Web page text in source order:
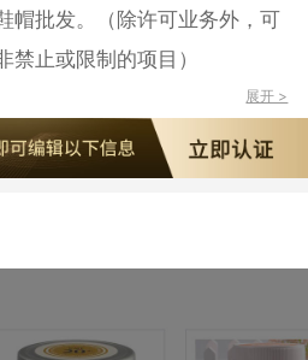
帽批发。（除许可业务外，可
禁止或限制的项目）
展开 >